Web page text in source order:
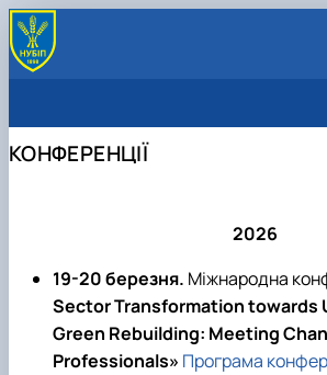
Лісове господарство
Садово-паркове
МАТЕРІАЛИ АКРЕДИТАЦІЇ
Анкетування здобувачів
НАУКОВІ РОЗРОБКИ
Публікації співробітників
Український журнал
деревинознавства
Наукові доповіді
біоресурсів і
КОНФЕРЕНЦІЇ
2026
19-20 березня. Міжнародна
Sector Transformation towards
Green Rebuilding: Meeting
Professionals» Програма